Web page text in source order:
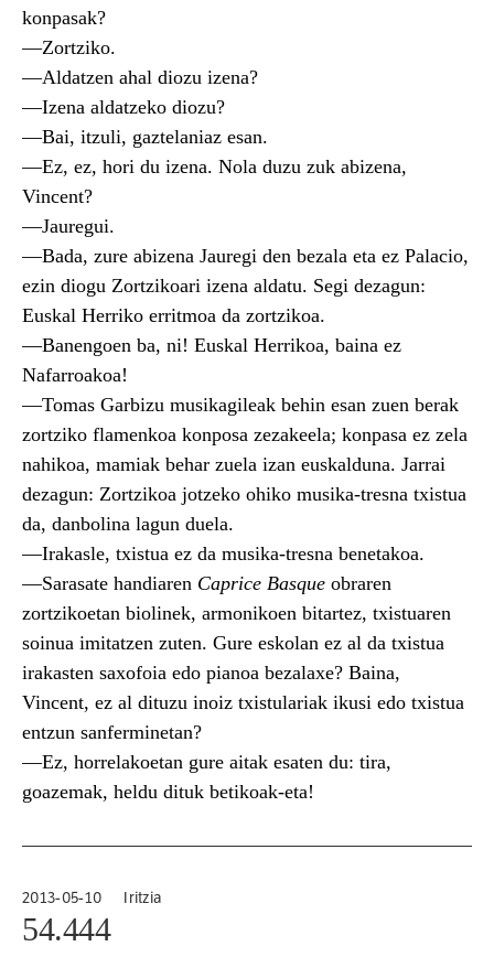
konpasak?
—Zortziko.
—Aldatzen ahal diozu izena?
—Izena aldatzeko diozu?
—Bai, itzuli, gaztelaniaz esan.
—Ez, ez, hori du izena. Nola duzu zuk abizena,
Vincent?
—Jauregui.
—Bada, zure abizena Jauregi den bezala eta ez Palacio,
ezin diogu Zortzikoari izena aldatu. Segi dezagun:
Euskal Herriko erritmoa da zortzikoa.
—Banengoen ba, ni! Euskal Herrikoa, baina ez
Nafarroakoa!
—Tomas Garbizu musikagileak behin esan zuen berak
zortziko flamenkoa konposa zezakeela; konpasa ez zela
nahikoa, mamiak behar zuela izan euskalduna. Jarrai
dezagun: Zortzikoa jotzeko ohiko musika-tresna txistua
da, danbolina lagun duela.
—Irakasle, txistua ez da musika-tresna benetakoa.
—Sarasate handiaren Caprice Basque obraren
zortzikoetan biolinek, armonikoen bitartez, txistuaren
soinua imitatzen zuten. Gure eskolan ez al da txistua
irakasten saxofoia edo pianoa bezalaxe? Baina,
Vincent, ez al dituzu inoiz txistulariak ikusi edo txistua
entzun sanferminetan?
—Ez, horrelakoetan gure aitak esaten du: tira,
goazemak, heldu dituk betikoak-eta!
2013-05-10 Iritzia
54.444